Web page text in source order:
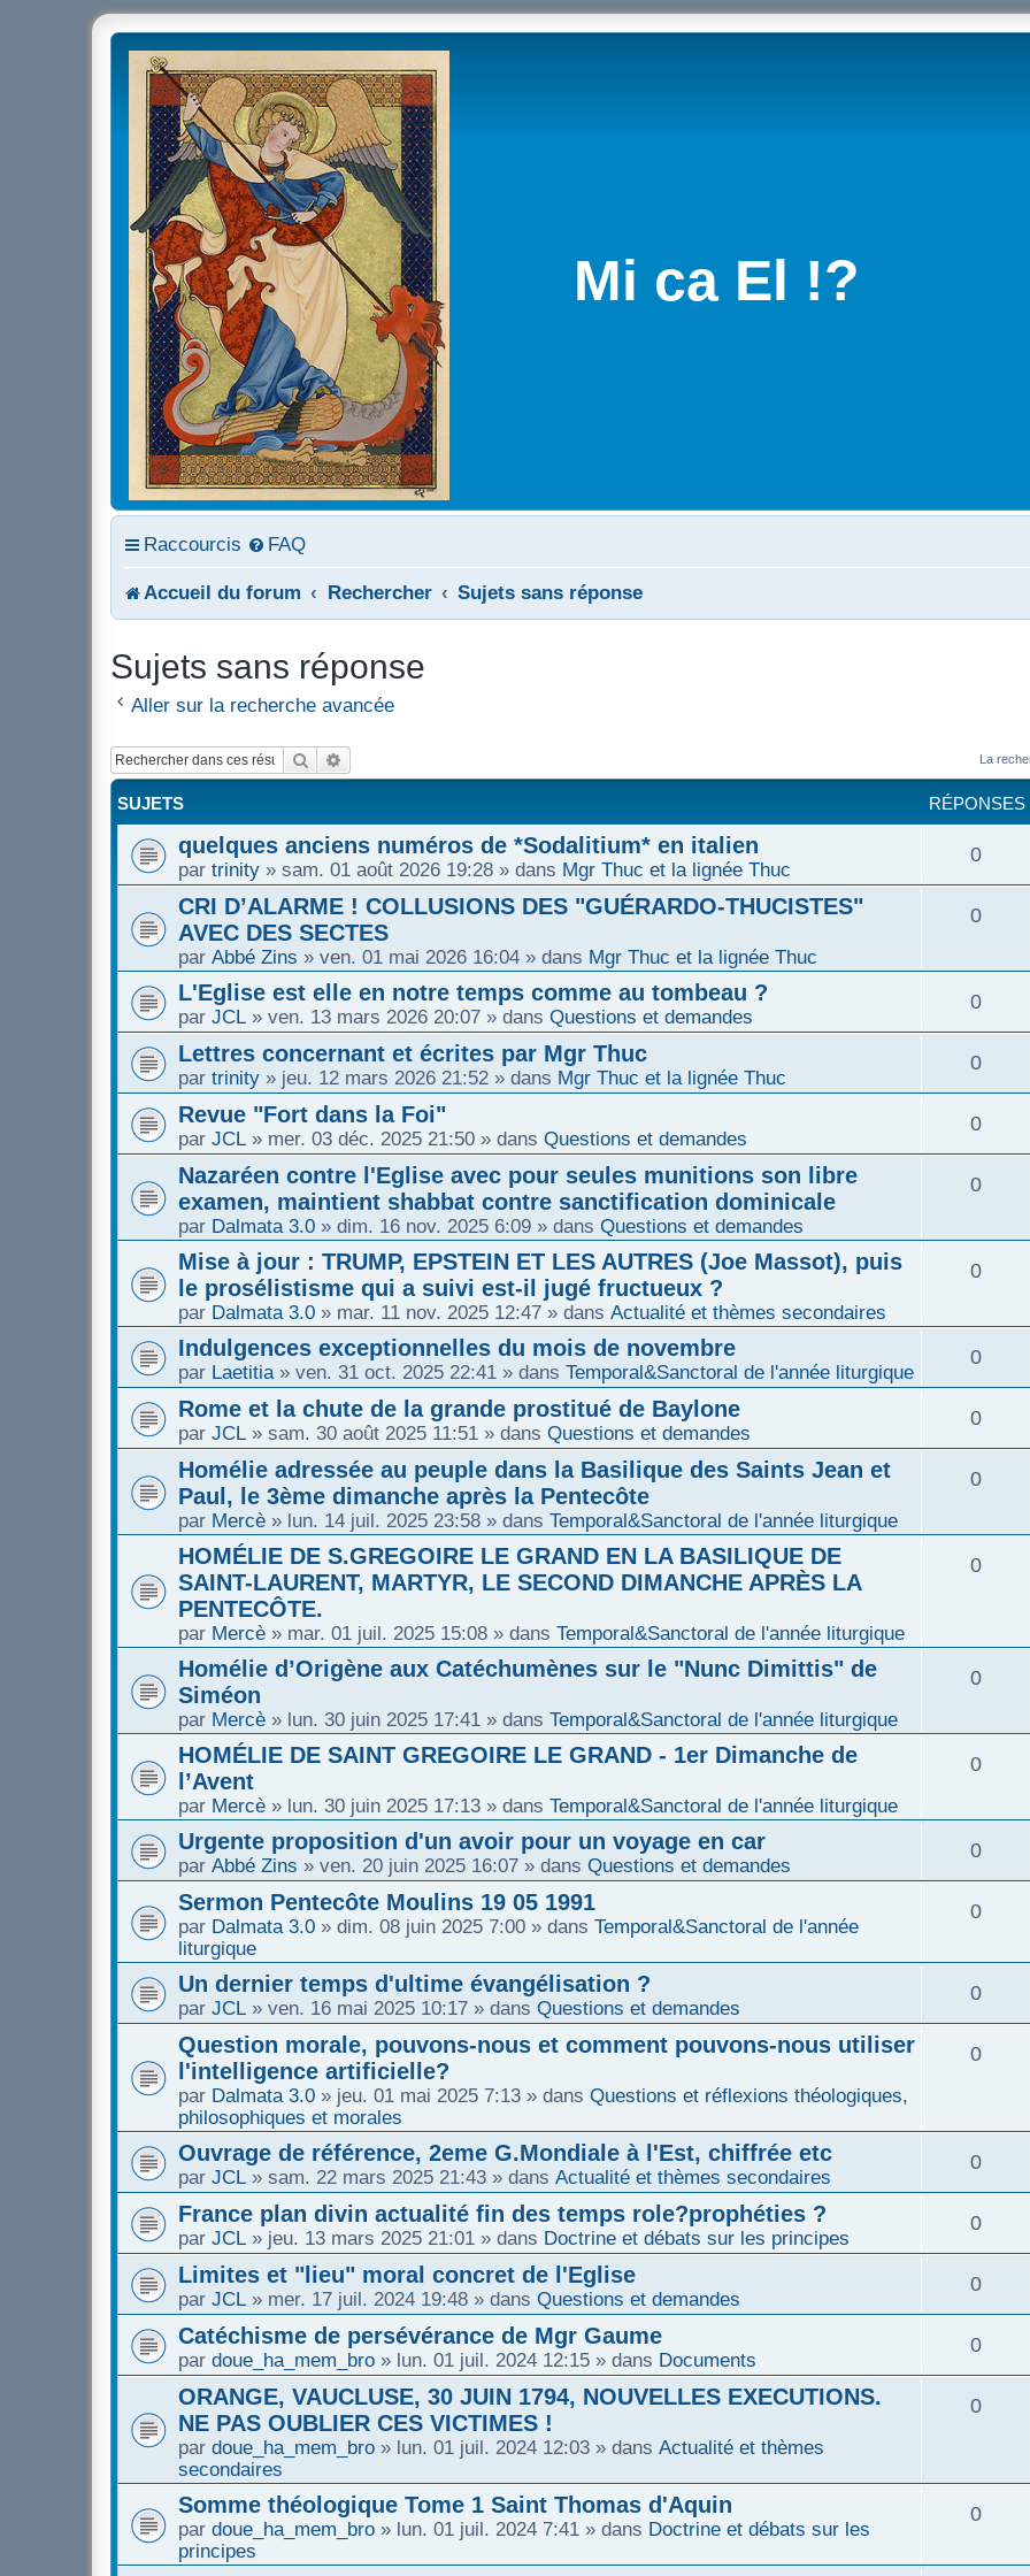
Mi ca El !?
Raccourcis FAQ
Accueil du forum Rechercher Sujets sans réponse
Sujets sans réponse
Aller sur la recherche avancée
Rechercher La
SUJETS RÉPONSES
quelques anciens numéros de *Sodalitium* en italien
par trinity » sam. 01 août 2026 19:28 » dans Mgr Thuc et la lignée Thuc
0R
n
e
CRI D’ALARME ! COLLUSIONS DES "GUÉRARDO-THUCISTES"
AVEC DES SECTES
par Abbé Zins » ven. 01 mai 2026 16:04 » dans Mgr Thuc et la lignée Thuc
0R
p
n
e
L'Eglise est elle en notre temps comme au tombeau ?
par JCL » ven. 13 mars 2026 20:07 » dans Questions et demandes
0R
p
n
e
Lettres concernant et écrites par Mgr Thuc
par trinity » jeu. 12 mars 2026 21:52 » dans Mgr Thuc et la lignée Thuc
0R
p
n
e
Revue "Fort dans la Foi"
par JCL » mer. 03 déc. 2025 21:50 » dans Questions et demandes
0R
e
Nazaréen contre l'Eglise avec pour seules munitions son libre
examen, maintient shabbat contre sanctification dominicale
par Dalmata 3.0 » dim. 16 nov. 2025 6:09 » dans Questions et demandes
0R
p
n
e
Mise à jour : TRUMP, EPSTEIN ET LES AUTRES (Joe Massot), puis
le prosélistisme qui a suivi est-il jugé fructueux ?
par Dalmata 3.0 » mar. 11 nov. 2025 12:47 » dans Actualité et thèmes secondaires
0R
p
n
e
Indulgences exceptionnelles du mois de novembre
par Laetitia » ven. 31 oct. 2025 22:41 » dans Temporal&Sanctoral de l'année liturgique
0R
p
n
Rome et la chute de la grande prostitué de Baylone
par JCL » sam. 30 août 2025 11:51 » dans Questions et demandes
0R
e
s
Homélie adressée au peuple dans la Basilique des Saints Jean et
Paul, le 3ème dimanche après la Pentecôte
par Mercè » lun. 14 juil. 2025 23:58 » dans Temporal&Sanctoral de l'année liturgique
0R
p
n
HOMÉLIE DE S.GREGOIRE LE GRAND EN LA BASILIQUE DE
SAINT-LAURENT, MARTYR, LE SECOND DIMANCHE APRÈS LA
PENTECÔTE.
par Mercè » mar. 01 juil. 2025 15:08 » dans Temporal&Sanctoral de l'année liturgique
0R
p
s
Homélie d’Origène aux Catéchumènes sur le "Nunc Dimittis" de
Siméon
par Mercè » lun. 30 juin 2025 17:41 » dans Temporal&Sanctoral de l'année liturgique
0R
p
n
s
HOMÉLIE DE SAINT GREGOIRE LE GRAND - 1er Dimanche de
l’Avent
par Mercè » lun. 30 juin 2025 17:13 » dans Temporal&Sanctoral de l'année liturgique
0R
p
s
e
Urgente proposition d'un avoir pour un voyage en car
par Abbé Zins » ven. 20 juin 2025 16:07 » dans Questions et demandes
0R
n
s
Sermon Pentecôte Moulins 19 05 1991
par Dalmata 3.0 » dim. 08 juin 2025 7:00 » dans Temporal&Sanctoral de l'année
liturgique
0R
p
s
s
Un dernier temps d'ultime évangélisation ?
par JCL » ven. 16 mai 2025 10:17 » dans Questions et demandes
0R
o
n
s
e
Question morale, pouvons-nous et comment pouvons-nous utiliser
l'intelligence artificielle?
par Dalmata 3.0 » jeu. 01 mai 2025 7:13 » dans Questions et réflexions théologiques,
philosophiques et morales
0R
o
n
s
e
Ouvrage de référence, 2eme G.Mondiale à l'Est, chiffrée etc
par JCL » sam. 22 mars 2025 21:43 » dans Actualité et thèmes secondaires
0R
p
n
s
France plan divin actualité fin des temps role?prophéties ?
par JCL » jeu. 13 mars 2025 21:01 » dans Doctrine et débats sur les principes
0R
p
n
e
Limites et "lieu" moral concret de l'Eglise
par JCL » mer. 17 juil. 2024 19:48 » dans Questions et demandes
0R
p
s
Catéchisme de persévérance de Mgr Gaume
par doue_ha_mem_bro » lun. 01 juil. 2024 12:15 » dans Documents
0R
o
n
s
ORANGE, VAUCLUSE, 30 JUIN 1794, NOUVELLES EXECUTIONS.
NE PAS OUBLIER CES VICTIMES !
par doue_ha_mem_bro » lun. 01 juil. 2024 12:03 » dans Actualité et thèmes
secondaires
0R
Somme théologique Tome 1 Saint Thomas d'Aquin
par doue_ha_mem_bro » lun. 01 juil. 2024 7:41 » dans Doctrine et débats sur les
principes
0R